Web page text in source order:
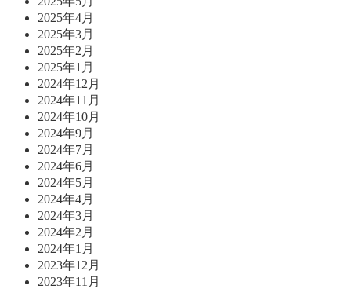
2025年4月
2025年3月
2025年2月
2025年1月
2024年12月
2024年11月
2024年10月
2024年9月
2024年7月
2024年6月
2024年5月
2024年4月
2024年3月
2024年2月
2024年1月
2023年12月
2023年11月